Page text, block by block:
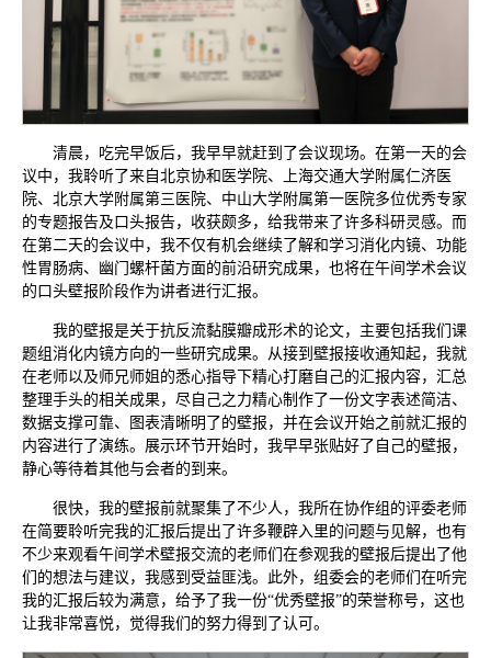
清晨，吃完早饭后，我早早就赶到了会议现场。在第一天的会
议中，我聆听了来自北京协和医学院、上海交通大学附属仁济医
院、北京大学附属第三医院、中山大学附属第一医院多位优秀专家
的专题报告及口头报告，收获颇多，给我带来了许多科研灵感。而
在第二天的会议中，我不仅有机会继续了解和学习消化内镜、功能
性胃肠病、幽门螺杆菌方面的前沿研究成果，也将在午间学术会议
的口头壁报阶段作为讲者进行汇报。
我的壁报是关于抗反流黏膜瓣成形术的论文，主要包括我们课
题组消化内镜方向的一些研究成果。从接到壁报接收通知起，我就
在老师以及师兄师姐的悉心指导下精心打磨自己的汇报内容，汇总
整理手头的相关成果，尽自己之力精心制作了一份文字表述简洁、
数据支撑可靠、图表清晰明了的壁报，并在会议开始之前就汇报的
内容进行了演练。展示环节开始时，我早早张贴好了自己的壁报，
静心等待着其他与会者的到来。
很快，我的壁报前就聚集了不少人，我所在协作组的评委老师
在简要聆听完我的汇报后提出了许多鞭辟入里的问题与见解，也有
不少来观看午间学术壁报交流的老师们在参观我的壁报后提出了他
们的想法与建议，我感到受益匪浅。此外，组委会的老师们在听完
我的汇报后较为满意，给予了我一份“优秀壁报”的荣誉称号，这也
让我非常喜悦，觉得我们的努力得到了认可。